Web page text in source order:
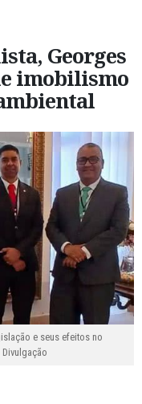
Georges
imobilismo
e seus efeitos no
Divulgação